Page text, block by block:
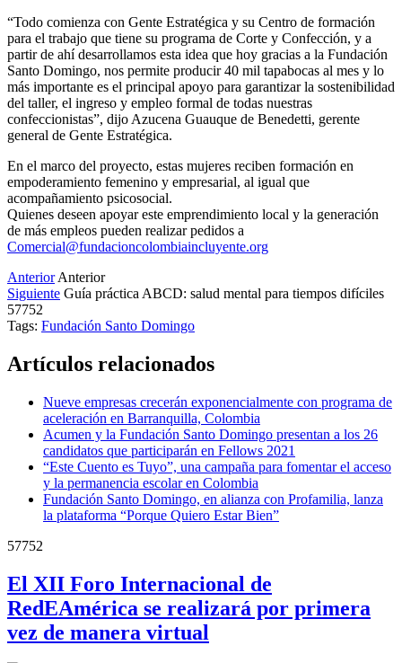
“Todo comienza con Gente Estratégica y su Centro de formación
para el trabajo que tiene su programa de Corte y Confección, y a
partir de ahí desarrollamos esta idea que hoy gracias a la Fundación
Santo Domingo, nos permite producir 40 mil tapabocas al mes y lo
más importante es el principal apoyo para garantizar la sostenibilidad
del taller, el ingreso y empleo formal de todas nuestras
confeccionistas”, dijo Azucena Guauque de Benedetti, gerente
general de Gente Estratégica.
En el marco del proyecto, estas mujeres reciben formación en
empoderamiento femenino y empresarial, al igual que
acompañamiento psicosocial.
Quienes deseen apoyar este emprendimiento local y la generación
de más empleos pueden realizar pedidos a
Comercial@fundacioncolombiaincluyente.org
Anterior Anterior
Siguiente Guía práctica ABCD: salud mental para tiempos difíciles
57752
Tags: Fundación Santo Domingo
Artículos relacionados
Nueve empresas crecerán exponencialmente con programa de
aceleración en Barranquilla, Colombia
Acumen y la Fundación Santo Domingo presentan a los 26
candidatos que participarán en Fellows 2021
“Este Cuento es Tuyo”, una campaña para fomentar el acceso
y la permanencia escolar en Colombia
Fundación Santo Domingo, en alianza con Profamilia, lanza
la plataforma “Porque Quiero Estar Bien”
57752
El XII Foro Internacional de
RedEAmérica se realizará por primera
vez de manera virtual